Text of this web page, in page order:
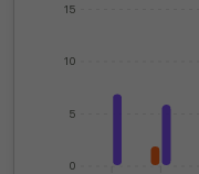
0
5
10
15